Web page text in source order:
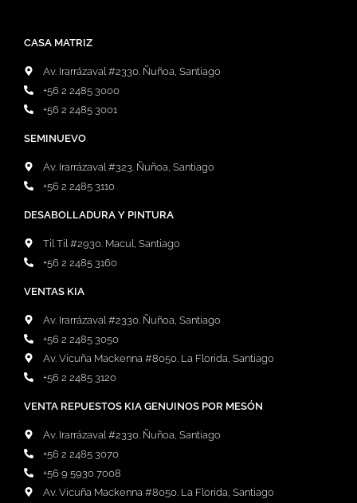
CASA MATRIZ
Av. Irarrázaval #2330. Ñuñoa, Santiago
+56 2 2485 3000
+56 2 2485 3001
SEMINUEVO
Av. Irarrázaval #323. Ñuñoa, Santiago
+56 2 2485 3110
DESABOLLADURA Y PINTURA
Til Til #2930. Macul, Santiago
+56 2 2485 3160
VENTAS KIA
Av. Irarrázaval #2330. Ñuñoa, Santiago
+56 2 2485 3050
Av. Vicuña Mackenna #8050. La Florida, Santiago
+56 2 2485 3120
VENTA REPUESTOS KIA GENUINOS POR MESÓN
Av. Irarrázaval #2330. Ñuñoa, Santiago
+56 2 2485 3070
+56 9 5930 7008
Av. Vicuña Mackenna #8050. La Florida, Santiago